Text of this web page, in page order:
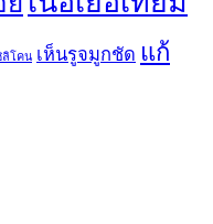
ลิโคน เห็นรูจมูกชัด แก้